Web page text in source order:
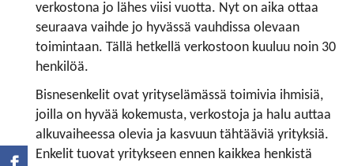
verkostona jo lähes viisi vuotta. Nyt on aika ottaa
seuraava vaihde jo hyvässä vauhdissa olevaan
toimintaan. Tällä hetkellä verkostoon kuuluu noin 30
henkilöä.
Bisnesenkelit ovat yrityselämässä toimivia ihmisiä,
joilla on hyvää kokemusta, verkostoja ja halu auttaa
alkuvaiheessa olevia ja kasvuun tähtääviä yrityksiä.
Enkelit tuovat yritykseen ennen kaikkea henkistä